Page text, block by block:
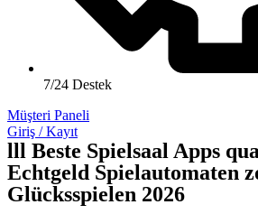
7/24 Destek
Müşteri Paneli
Giriş / Kayıt
lll Beste Spielsaal Apps
Echtgeld Spielautomaten
Glücksspielen 2026